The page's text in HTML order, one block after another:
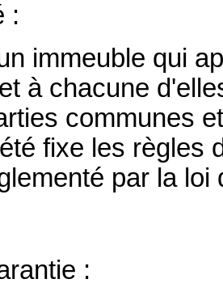
:
immeuble qui
à chacune
communes
fixe les règles
par la loi
: